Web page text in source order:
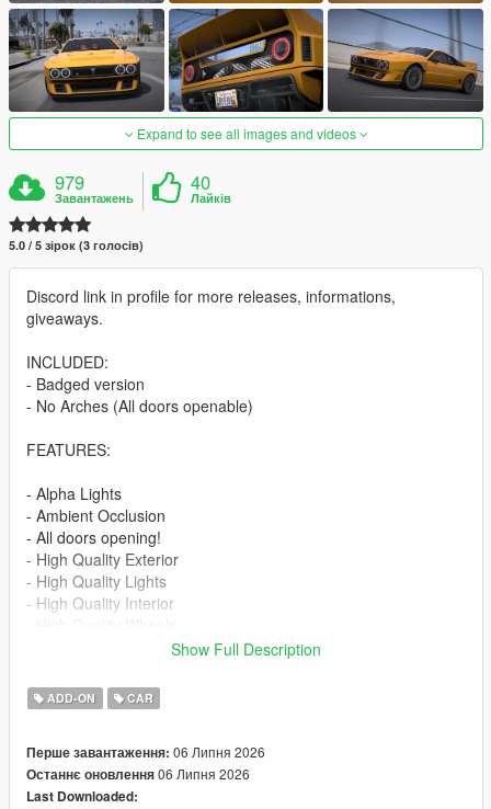
Expand to see all images and videos
979
Завантажень
40
Лайків
5.0 / 5 зірок (3 голосів)
Discord link in profile for more releases, informations,
giveaways.
INCLUDED:
- Badged version
- No Arches (All doors openable)
FEATURES:
- Alpha Lights
- Ambient Occlusion
- All doors opening!
- High Quality Exterior
- High Quality Lights
- High Quality Interior
- Breakable windows
- Tintable Windows
Paint Options:
----# Paint #----
Show Full Description
ADD-ON CAR
Перше завантаження: 06 Липня 2026
Останнє оновлення06 Липня 2026
Last Downloaded: